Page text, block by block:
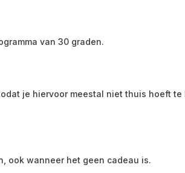
van 30 graden.
je hiervoor meestal niet thuis hoeft te
ook wanneer het geen cadeau is.